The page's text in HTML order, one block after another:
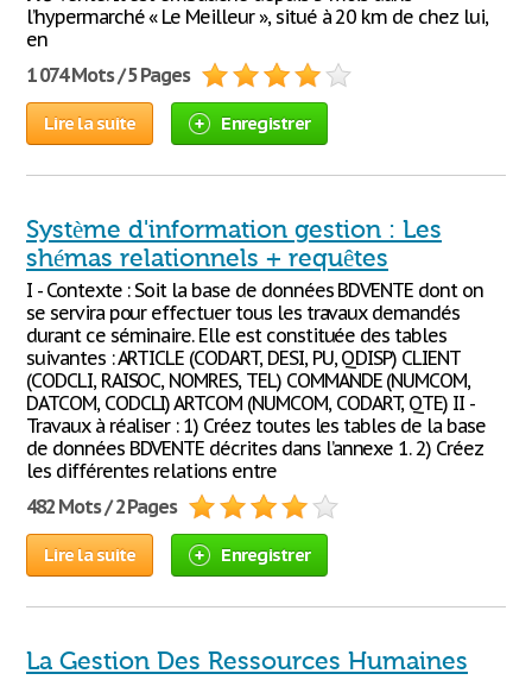
l’hypermarché « Le Meilleur », situé à 20 km de chez lui,
en
1 074 Mots / 5 Pages
Lire la suite Enregistrer
Système d'information gestion : Les
shémas relationnels + requêtes
I - Contexte : Soit la base de données BDVENTE dont on
se servira pour effectuer tous les travaux demandés
durant ce séminaire. Elle est constituée des tables
suivantes : ARTICLE (CODART, DESI, PU, QDISP) CLIENT
(CODCLI, RAISOC, NOMRES, TEL) COMMANDE (NUMCOM,
DATCOM, CODCLI) ARTCOM (NUMCOM, CODART, QTE) II -
Travaux à réaliser : 1) Créez toutes les tables de la base
de données BDVENTE décrites dans l’annexe 1. 2) Créez
les différentes relations entre
482 Mots / 2 Pages
Lire la suite Enregistrer
La Gestion Des Ressources Humaines